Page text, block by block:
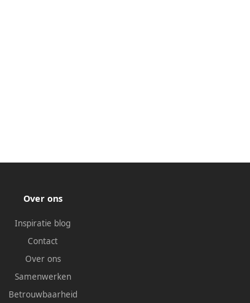
Over ons
Inspiratie blog
Contact
Over ons
Samenwerken
Betrouwbaarheid